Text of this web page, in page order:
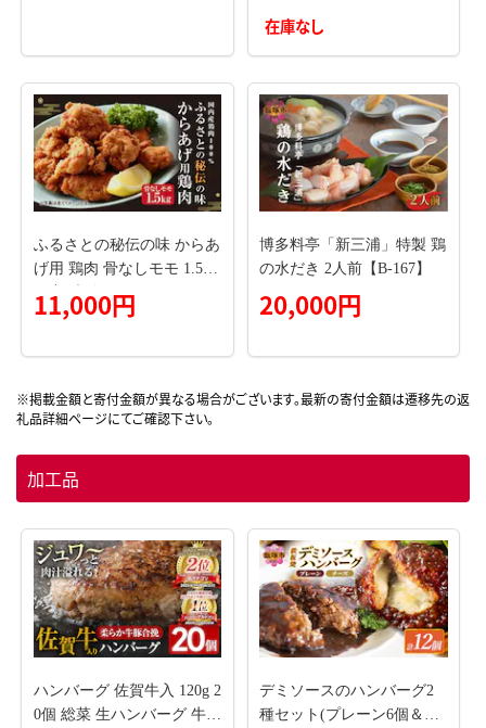
料無料《お申込み翌月から
出荷》---0146-3067---
筋トレ タンパク質 サラダ
おかず 国産 鶏肉 鶏 チキン
パック 食べ切り】
在庫なし
ふるさとの秘伝の味 からあ
げ用 鶏肉 骨なしモモ 1.5kg
国産 味付き
11,000円
博多料亭「新三浦」特製 鶏
の水だき 2人前【B-167】
20,000円
加工品
ハンバーグ 佐賀牛入 120g 2
0個 総菜 生ハンバーグ 牛
デミソースのハンバーグ2
種セット(プレーン6個＆チ